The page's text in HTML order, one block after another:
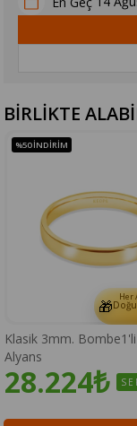
BİRLİKTE
🎁 Her
Klasik 3mm. Bombe1'li
Alyans
28.224₺
%50 İNDIRIM